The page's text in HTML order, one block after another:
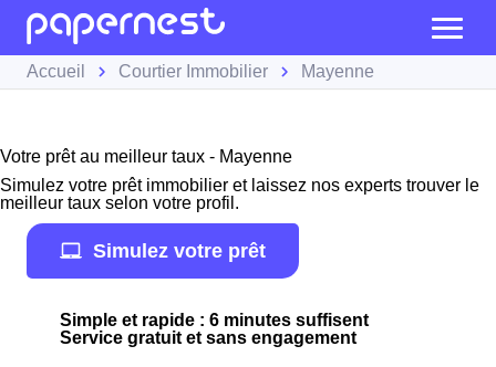
Accueil Courtier Immobilier Mayenne
Votre prêt au meilleur taux - Mayenne
Simulez votre prêt immobilier et laissez nos experts trouver le
meilleur taux selon votre profil.
Simulez votre prêt
Simple et rapide : 6 minutes suffisent
Service gratuit et sans engagement